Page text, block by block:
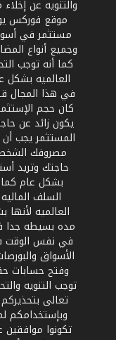
والتنويه عن
موقع فوركس
مستثمر في
وجميع أنواع
كما أنه توجب
العالميه بشكل
في هذا المجال
كان حجم
يكون زائد عن
المستثمر يجب
مصروفك
حاجتك وتريد
بشكل عام
السلف
العالميه
مده بسيطه جدا
في نفس الوقت
الأسواق
وفتح حسابات
توجب التنويه
تعالى
وبإستخدامكم
تكونوا